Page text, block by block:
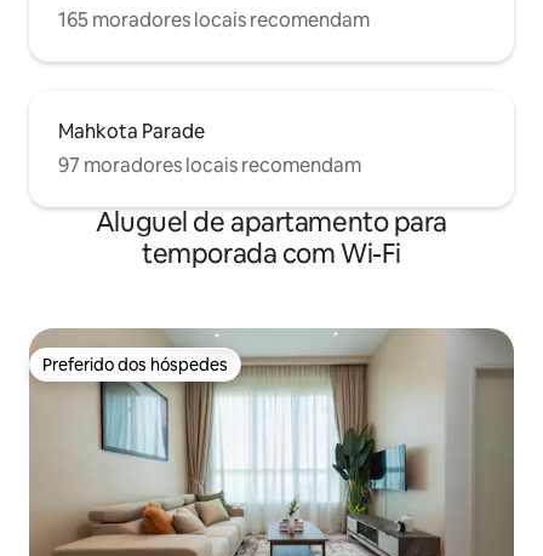
165 moradores locais recomendam
Mahkota Parade
97 moradores locais recomendam
Aluguel de apartamento para
temporada com Wi-Fi
Preferido dos hóspedes
Preferido dos hóspedes